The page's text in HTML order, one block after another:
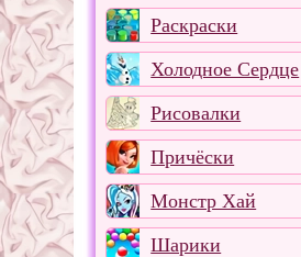
Раскраски
Холодное Сердце
Рисовалки
Причёски
Монстр Хай
Шарики